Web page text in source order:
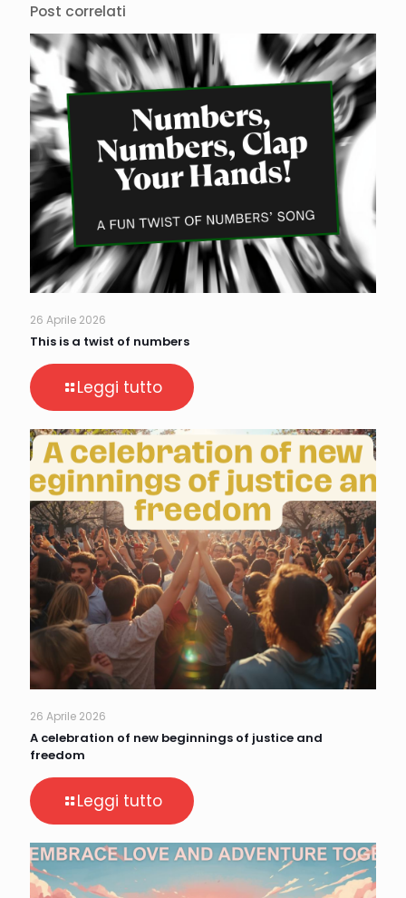
Post correlati
26 Aprile 2026
This is a twist of numbers
Leggi tutto
26 Aprile 2026
A celebration of new beginnings of justice and
freedom
Leggi tutto